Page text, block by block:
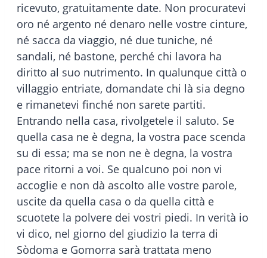
ricevuto, gratuitamente date. Non procuratevi
oro né argento né denaro nelle vostre cinture,
né sacca da viaggio, né due tuniche, né
sandali, né bastone, perché chi lavora ha
diritto al suo nutrimento. In qualunque città o
villaggio entriate, domandate chi là sia degno
e rimanetevi finché non sarete partiti.
Entrando nella casa, rivolgetele il saluto. Se
quella casa ne è degna, la vostra pace scenda
su di essa; ma se non ne è degna, la vostra
pace ritorni a voi. Se qualcuno poi non vi
accoglie e non dà ascolto alle vostre parole,
uscite da quella casa o da quella città e
scuotete la polvere dei vostri piedi. In verità io
vi dico, nel giorno del giudizio la terra di
Sòdoma e Gomorra sarà trattata meno